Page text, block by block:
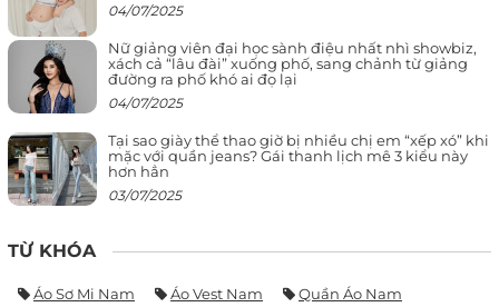
04/07/2025
Nữ giảng viên đại học sành điệu nhất nhì showbiz,
xách cả “lâu đài” xuống phố, sang chảnh từ giảng
đường ra phố khó ai đọ lại
04/07/2025
Tại sao giày thể thao giờ bị nhiều chị em “xếp xó” khi
mặc với quần jeans? Gái thanh lịch mê 3 kiểu này
hơn hẳn
03/07/2025
TỪ KHÓA
Áo Sơ Mi Nam Áo Vest Nam Quần Áo Nam